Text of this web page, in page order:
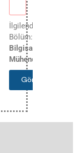
İlgilendiğiniz
Bölüm:
Bilgisayar
Mühendisliği
Gönder